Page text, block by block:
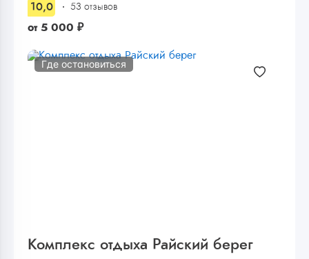
10,0 53 отзывов
от 5 000 ₽
Где остановиться
Комплекс отдыха Райский берег